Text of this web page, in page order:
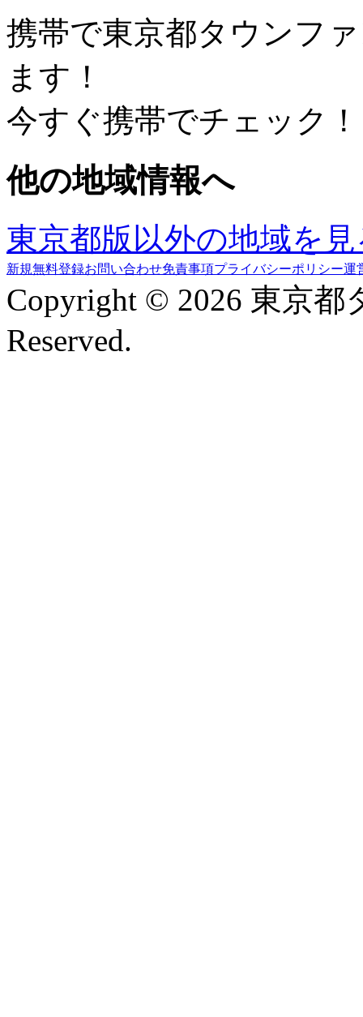
携帯で東京都タウンフ
ます！
今すぐ携帯でチェック！
他の地域情報へ
東京都版以外の地域を
新規無料登録お問い合わせ免責事項プライバシーポリシー運
Copyright © 2026 東京
Reserved.